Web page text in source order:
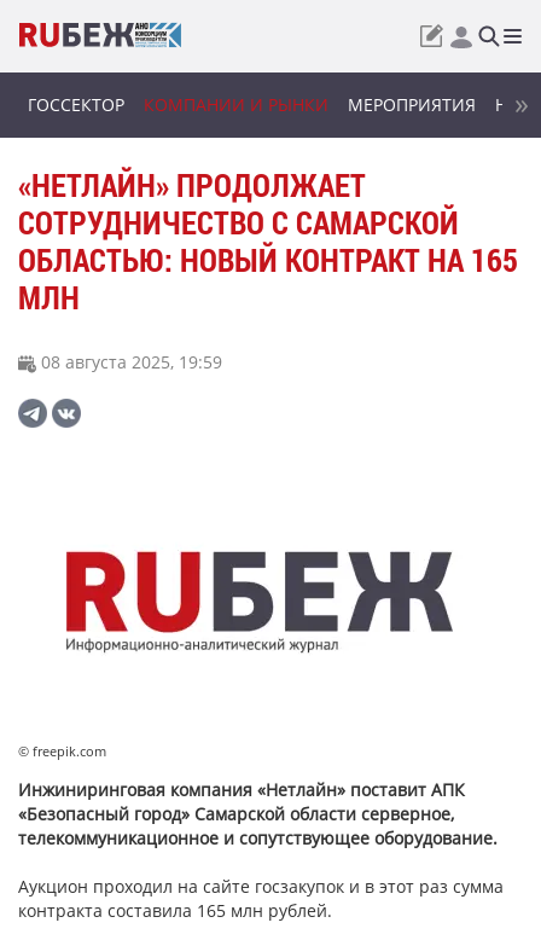
ГОССЕКТОР КОМПАНИИ И РЫНКИ МЕРОПРИЯТИЯ
«НЕТЛАЙН» ПРОДОЛЖАЕТ
СОТРУДНИЧЕСТВО С САМАРСКОЙ
ОБЛАСТЬЮ: НОВЫЙ КОНТРАКТ НА 165
МЛН
08 августа 2025, 19:59
© freepik.com
Инжиниринговая компания «Нетлайн» поставит АПК
«Безопасный город» Самарской области серверное,
телекоммуникационное и сопутствующее оборудование.
Аукцион проходил на сайте госзакупок и в этот раз сумма
контракта составила 165 млн рублей.